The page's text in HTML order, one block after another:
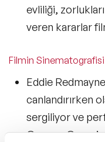
evliliği,
veren kararlar
Filmin Sinematografisi
Eddie
canlandırırken
sergiliyorve
Oyuncu